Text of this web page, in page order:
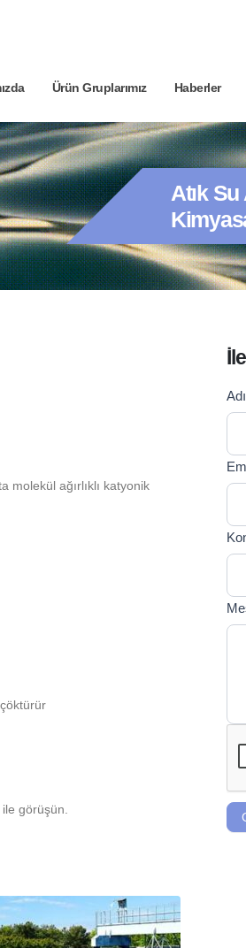
Ürün Gruplarımız Haberler
Atık Su
molekül ağırlıklı katyonik
ile görüşün.
If
are
this